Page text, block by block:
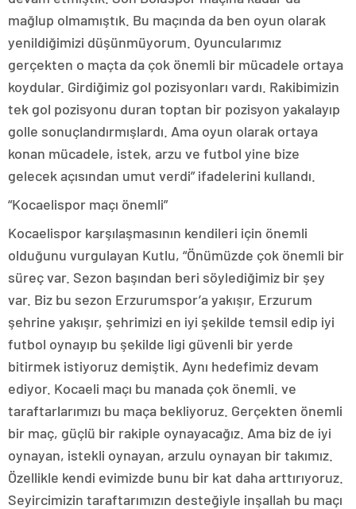
mağlup olmamıştık. Bu maçında da ben oyun olarak
yenildiğimizi düşünmüyorum. Oyuncularımız
gerçekten o maçta da çok önemli bir mücadele ortaya
koydular. Girdiğimiz gol pozisyonları vardı. Rakibimizin
tek gol pozisyonu duran toptan bir pozisyon yakalayıp
golle sonuçlandırmışlardı. Ama oyun olarak ortaya
konan mücadele, istek, arzu ve futbol yine bize
gelecek açısından umut verdi” ifadelerini kullandı.
“Kocaelispor maçı önemli”
Kocaelispor karşılaşmasının kendileri için önemli
olduğunu vurgulayan Kutlu, “Önümüzde çok önemli bir
süreç var. Sezon başından beri söylediğimiz bir şey
var. Biz bu sezon Erzurumspor’a yakışır, Erzurum
şehrine yakışır, şehrimizi en iyi şekilde temsil edip iyi
futbol oynayıp bu şekilde ligi güvenli bir yerde
bitirmek istiyoruz demiştik. Aynı hedefimiz devam
ediyor. Kocaeli maçı bu manada çok önemli. ve
taraftarlarımızı bu maça bekliyoruz. Gerçekten önemli
bir maç, güçlü bir rakiple oynayacağız. Ama biz de iyi
oynayan, istekli oynayan, arzulu oynayan bir takımız.
Özellikle kendi evimizde bunu bir kat daha arttırıyoruz.
Seyircimizin taraftarımızın desteğiyle inşallah bu maçı